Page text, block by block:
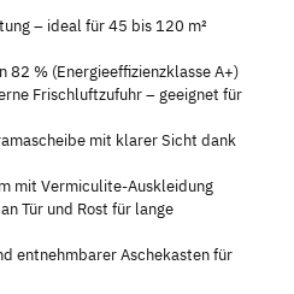
– ideal für 45 bis 120 m²
82 % (Energieeffizienzklasse A+)
Frischluftzufuhr – geeignet für
mit klarer Sicht dank
mit Vermiculite-Auskleidung
Tür und Rost für lange
entnehmbarer Aschekasten für